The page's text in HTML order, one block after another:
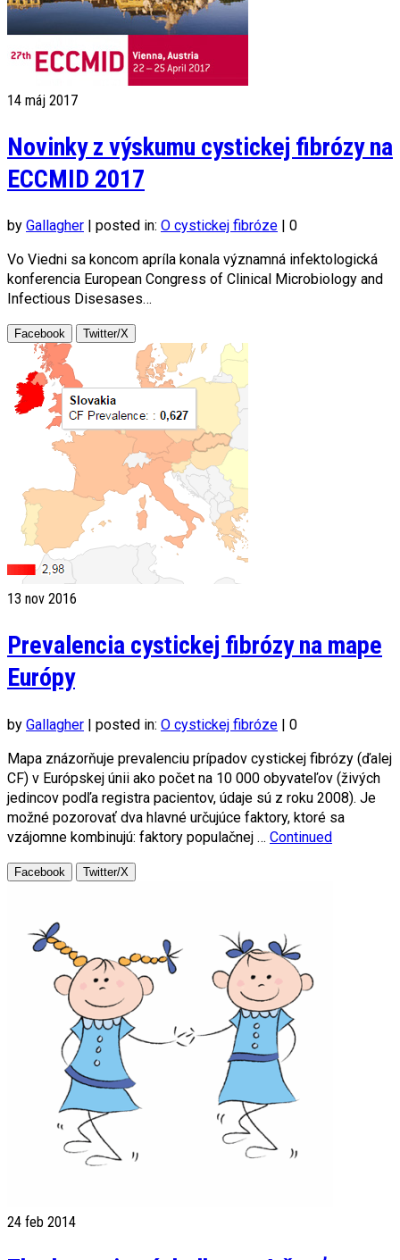
14 máj 2017
Novinky z výskumu cystickej fibrózy na
ECCMID 2017
by Gallagher posted in: O cystickej fibróze
0
Vo Viedni sa koncom apríla konala významná infektologická
konferencia European Congress of Clinical Microbiology and
Infectious Disesases…
Facebook Twitter/X
13 nov 2016
Prevalencia cystickej fibrózy na mape
Európy
by Gallagher | posted in: O cystickej fibróze | 0
Mapa znázorňuje prevalenciu prípadov cystickej fibrózy (ďalej
CF) v Európskej únii ako počet na 10 000 obyvateľov (živých
jedincov podľa registra pacientov, údaje sú z roku 2008). Je
možné pozorovať dva hlavné určujúce faktory, ktoré sa
vzájomne kombinujú: faktory populačnej … Continued
Facebook Twitter/X
24 feb 2014